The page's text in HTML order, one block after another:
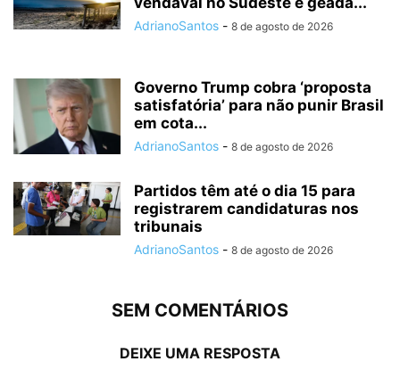
AdrianoSantos - 8 de agosto de 2026
Governo Trump cobra ‘proposta
satisfatória’ para não punir Brasil
em cota...
AdrianoSantos - 8 de agosto de 2026
Partidos têm até o dia 15 para
registrarem candidaturas nos
tribunais
AdrianoSantos - 8 de agosto de 2026
SEM COMENTÁRIOS
DEIXE UMA RESPOSTA